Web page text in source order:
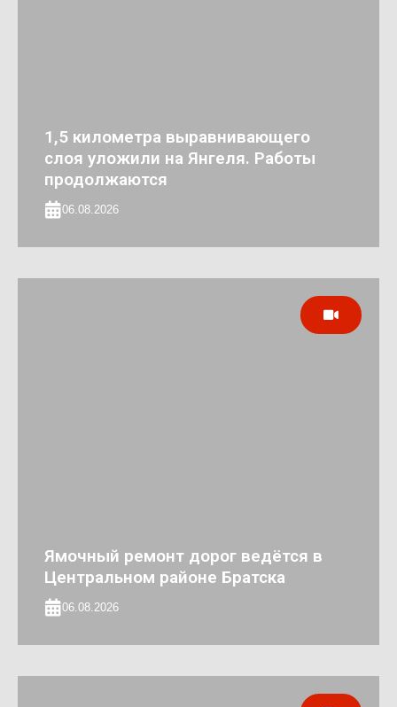
1,5 километра выравнивающего
слоя уложили на Янгеля. Работы
продолжаются
06.08.2026
Ямочный ремонт дорог ведётся в
Центральном районе Братска
06.08.2026